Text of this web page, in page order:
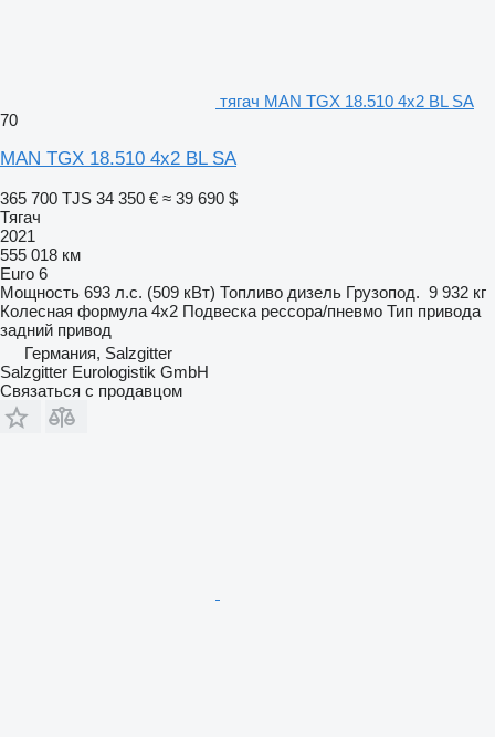
тягач MAN TGX 18.510 4x2 BL SA
70
MAN TGX 18.510 4x2 BL SA
365 700 TJS 34 350 € ≈ 39 690 $
Тягач
2021
555 018 км
Euro 6
Мощность 693 л.с. (509 кВт) Топливо дизель Грузопод. 9 932 кг
Колесная формула 4x2 Подвеска рессора/пневмо Тип привода
задний привод
Германия, Salzgitter
Salzgitter Eurologistik GmbH
Связаться с продавцом